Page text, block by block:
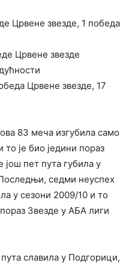
Црвене звезде, 1 победа
Црвене звезде
Црвене звезде, 17
83 меча изгубила само
је био једини пораз
још пет пута губила у
седми неуспех
у сезони 2009/10 и то
Звезде у АБА лиги
славила у Подгорици,